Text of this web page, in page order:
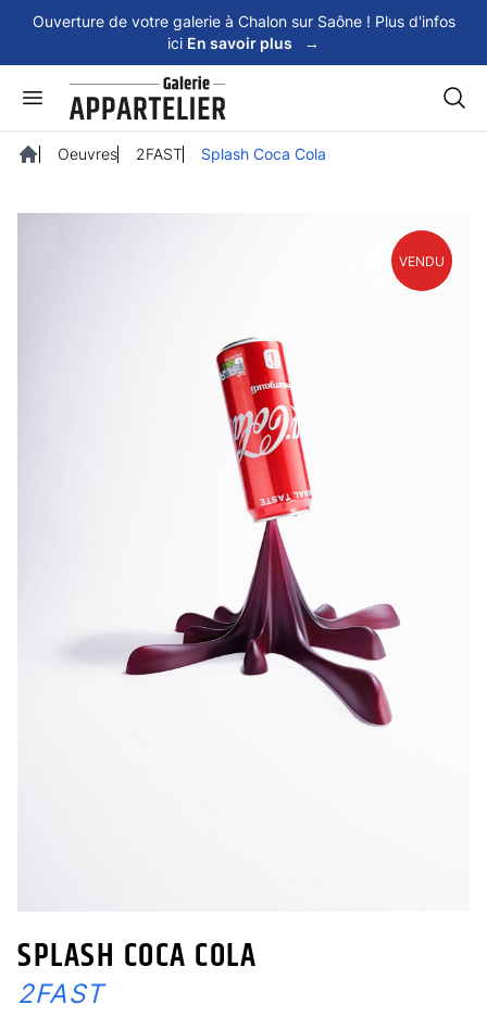
Ouverture de votre galerie à Chalon sur Saône ! Plus d'infos
ici En savoir plus →
Oeuvres 2FAST Splash Coca Cola
VENDU
SPLASH COCA COLA
2FAST
Panneau de gestion des cookies